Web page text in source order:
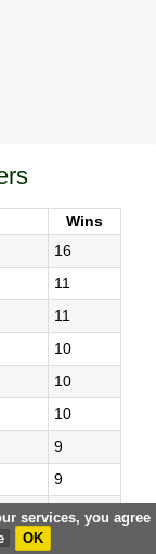
services, you agree
OK
Wins
16
11
11
10
10
10
9
9
9